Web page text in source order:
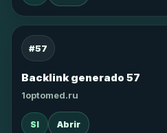
#57
Backlink generado 57
1optomed.ru
SI Abrir